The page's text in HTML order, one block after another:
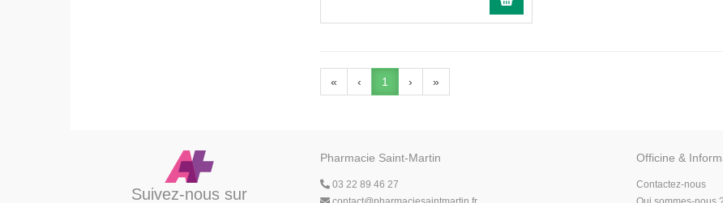
« ‹ 1 › »
Suivez-nous sur
Pharmacie Saint-Martin
03 22 89 46 27
Officine &
Contactez-nous